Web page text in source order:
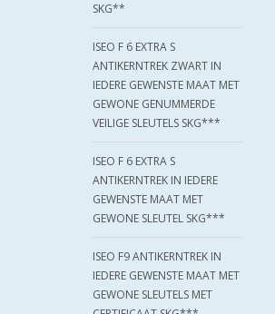
SKG**
ISEO F 6 EXTRA S
ANTIKERNTREK ZWART IN
IEDERE GEWENSTE MAAT MET
GEWONE GENUMMERDE
VEILIGE SLEUTELS SKG***
ISEO F 6 EXTRA S
ANTIKERNTREK IN IEDERE
GEWENSTE MAAT MET
GEWONE SLEUTEL SKG***
ISEO F9 ANTIKERNTREK IN
IEDERE GEWENSTE MAAT MET
GEWONE SLEUTELS MET